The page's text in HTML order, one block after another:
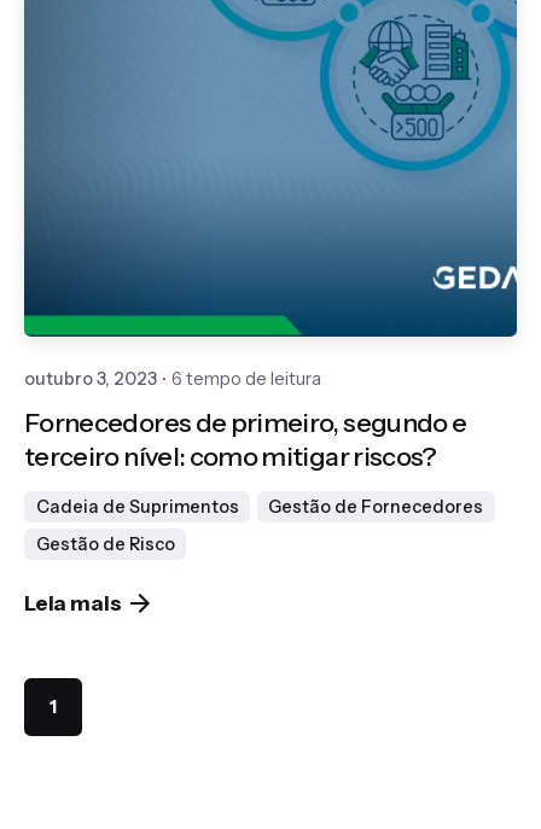
outubro 3, 2023 6 tempo de leitura
Fornecedores de primeiro, segundo e
terceiro nível: como mitigar riscos?
Cadeia de Suprimentos
Gestão de Fornecedores
Gestão de Risco
Leia mais
1